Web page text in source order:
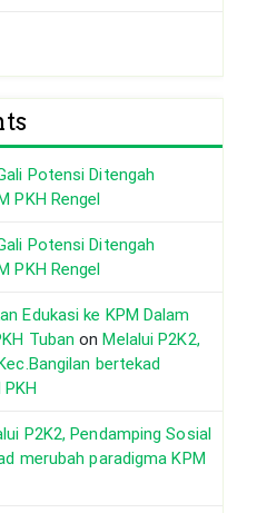
Potensi Ditengah
PKH Rengel
Potensi Ditengah
PKH Rengel
Edukasi ke KPM Dalam
Tuban onMelalui P2K2,
bertekad
P2K2, Pendamping Sosial
merubah paradigma KPM